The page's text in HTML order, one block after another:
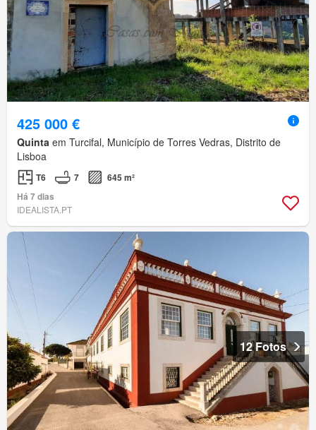
425 000 €
Quinta em Turcifal, Município de Torres Vedras, Distrito de
Lisboa
T6 7
645 m²
Há 7 dias
IDEALISTA.PT
12 Fotos